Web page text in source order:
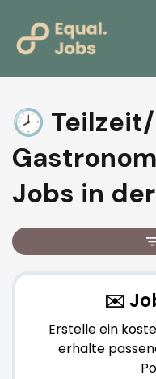
🕗 Teilzeit/
Jobs in
✉️
Erstelle ein
erhalte